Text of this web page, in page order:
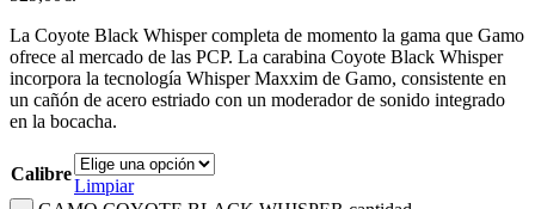
La Coyote Black Whisper completa de momento la gama que Gamo
ofrece al mercado de las PCP. La carabina Coyote Black Whisper
incorpora la tecnología Whisper Maxxim de Gamo, consistente en
un cañón de acero estriado con un moderador de sonido integrado
en la bocacha.
Calibre
Limpiar